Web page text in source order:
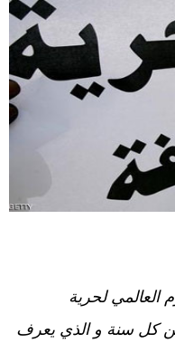
العالمي لحرية
يتزامن مع 3 ماي من كل سنة و الذي يعرف